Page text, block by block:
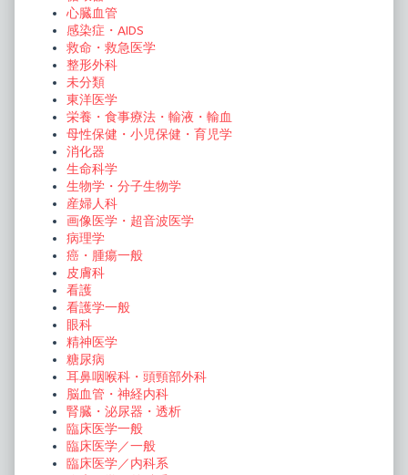
心臓血管
感染症・AIDS
救命・救急医学
整形外科
未分類
東洋医学
栄養・食事療法・輸液・輸血
母性保健・小児保健・育児学
消化器
生命科学
生物学・分子生物学
産婦人科
画像医学・超音波医学
病理学
癌・腫瘍一般
皮膚科
看護
看護学一般
眼科
精神医学
糖尿病
耳鼻咽喉科・頭頸部外科
脳血管・神経内科
腎臓・泌尿器・透析
臨床医学一般
臨床医学／一般
臨床医学／内科系